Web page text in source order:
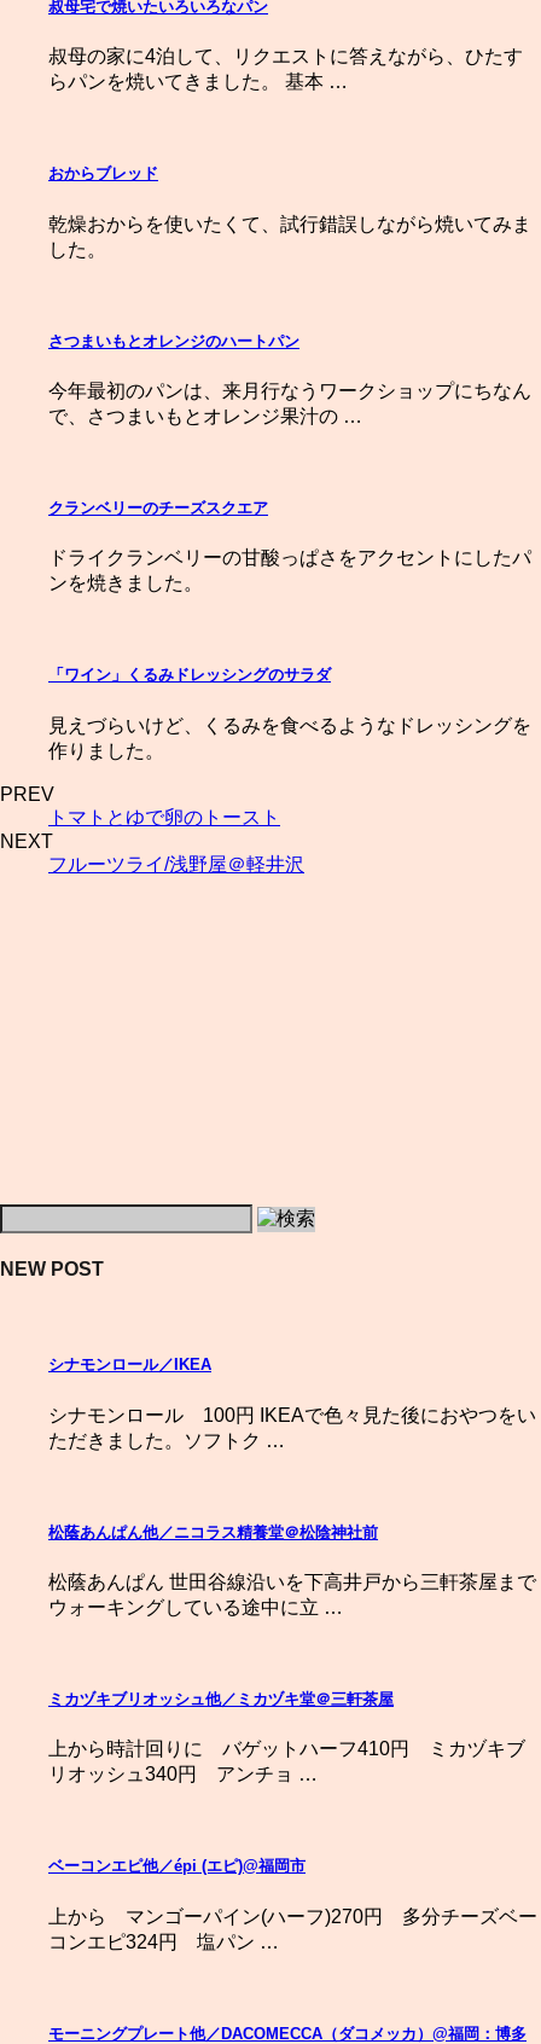
叔母宅で焼いたいろいろなパン
叔母の家に4泊して、リクエストに答えながら、ひたす
らパンを焼いてきました。 基本 …
おからブレッド
乾燥おからを使いたくて、試行錯誤しながら焼いてみま
した。
さつまいもとオレンジのハートパン
今年最初のパンは、来月行なうワークショップにちなん
で、さつまいもとオレンジ果汁の …
クランベリーのチーズスクエア
ドライクランベリーの甘酸っぱさをアクセントにしたパ
ンを焼きました。
「ワイン」くるみドレッシングのサラダ
見えづらいけど、くるみを食べるようなドレッシングを
作りました。
PREV
トマトとゆで卵のトースト
NEXT
フルーツライ/浅野屋＠軽井沢
NEW POST
シナモンロール／IKEA
シナモンロール 100円 IKEAで色々見た後におやつをい
ただきました。ソフトク …
松蔭あんぱん他／ニコラス精養堂＠松陰神社前
松蔭あんぱん 世田谷線沿いを下高井戸から三軒茶屋まで
ウォーキングしている途中に立 …
ミカヅキブリオッシュ他／ミカヅキ堂＠三軒茶屋
上から時計回りに バゲットハーフ410円 ミカヅキブ
リオッシュ340円 アンチョ …
ベーコンエピ他／épi (エピ)@福岡市
上から マンゴーパイン(ハーフ)270円 多分チーズベー
コンエピ324円 塩パン …
モーニングプレート他／DACOMECCA（ダコメッカ）@福岡：博多